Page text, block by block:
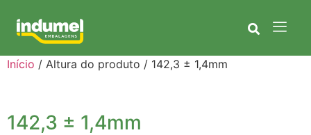
Início / Altura do produto / 142,3 ± 1,4mm
142,3 ± 1,4mm